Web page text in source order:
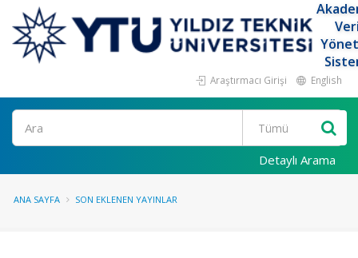
Araştırmacı Girişi English
Ara
Detaylı Arama
ANA SAYFA SON EKLENEN YAYINLAR